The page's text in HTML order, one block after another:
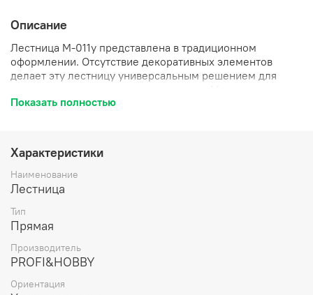
Описание
Лестница М-011у представлена в традиционном
оформлении. Отсутствие декоративных элементов
делает эту лестницу универсальным решением для
осуществить в углу, сохранив всю полезную площадь в
быстрая сборка.
Показать полностью
Характеристики
Наименование
Лестница
Тип
Прямая
Производитель
PROFI&HOBBY
Ориентация